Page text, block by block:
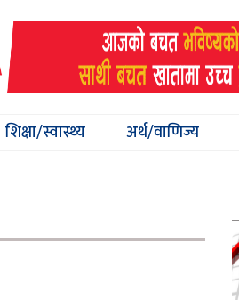
शिक्षा/स्वास्थ्य अर्थ/वाणिज्य